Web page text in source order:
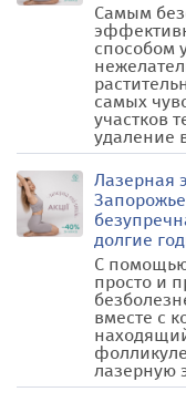
Самым
способом
самых
участков
удаление
Лазерная
долгие
С
просто и
вместе с
лазерную